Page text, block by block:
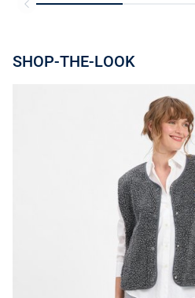
SHOP-THE-LOOK